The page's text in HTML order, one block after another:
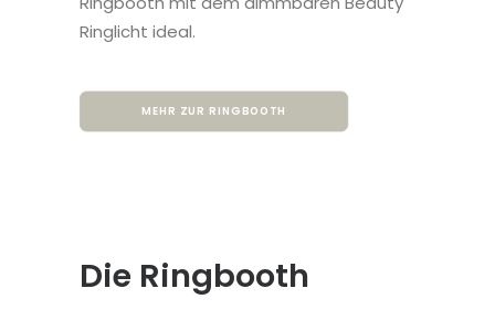
Ringlicht ideal.
MEHR ZUR RINGBOOTH
Die Ringbooth